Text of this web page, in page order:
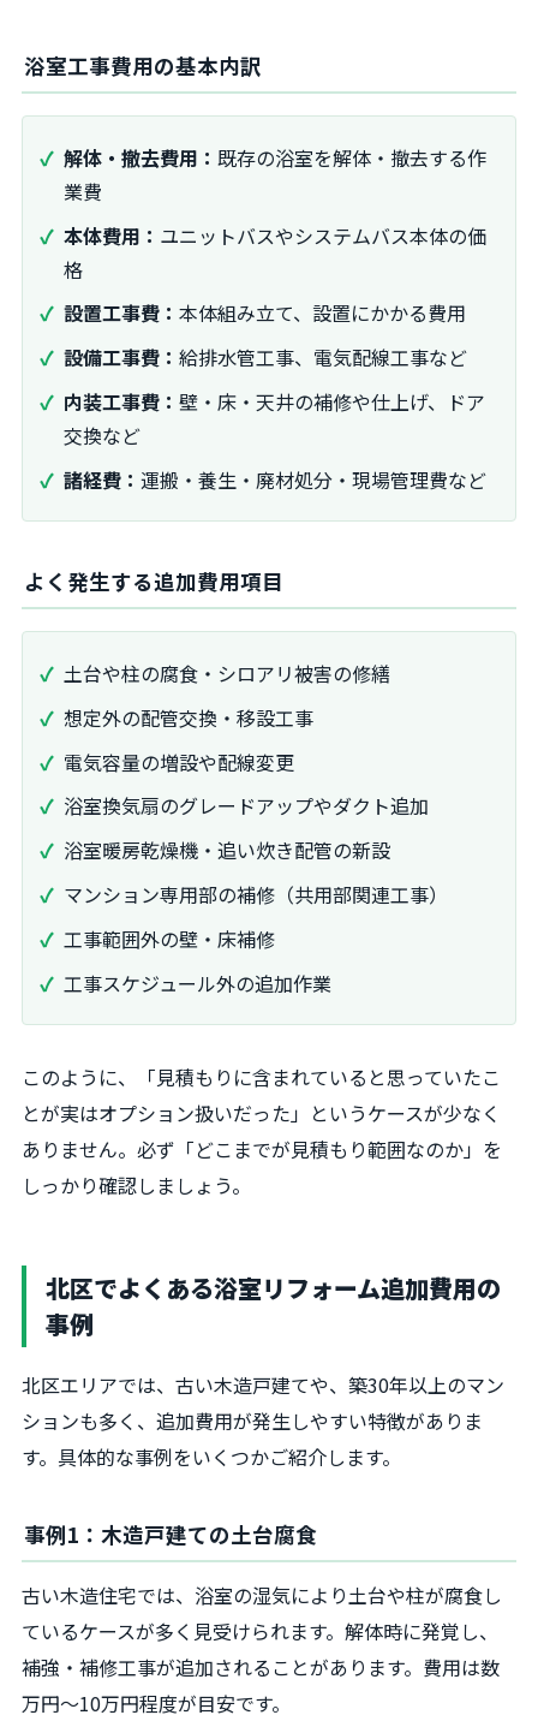
浴室工事費用の基本内訳
解体・撤去費用： 既存の浴室を解体・撤去する作
業費
本体費用： ユニットバスやシステムバス本体の価
格
設置工事費： 本体組み立て、設置にかかる費用
設備工事費： 給排水管工事、電気配線工事など
内装工事費： 壁・床・天井の補修や仕上げ、ドア
交換など
諸経費： 運搬・養生・廃材処分・現場管理費など
よく発生する追加費用項目
土台や柱の腐食・シロアリ被害の修繕
想定外の配管交換・移設工事
電気容量の増設や配線変更
浴室換気扇のグレードアップやダクト追加
浴室暖房乾燥機・追い炊き配管の新設
マンション専用部の補修（共用部関連工事）
工事範囲外の壁・床補修
工事スケジュール外の追加作業
このように、「見積もりに含まれていると思っていたこ
とが実はオプション扱いだった」というケースが少なく
ありません。必ず「どこまでが見積もり範囲なのか」を
しっかり確認しましょう。
北区でよくある浴室リフォーム追加費用の
事例
北区エリアでは、古い木造戸建てや、築30年以上のマン
ションも多く、追加費用が発生しやすい特徴がありま
す。具体的な事例をいくつかご紹介します。
事例1：木造戸建ての土台腐食
古い木造住宅では、浴室の湿気により土台や柱が腐食し
ているケースが多く見受けられます。解体時に発覚し、
補強・補修工事が追加されることがあります。費用は数
万円～10万円程度が目安です。